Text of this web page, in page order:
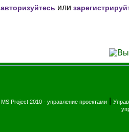
авторизуйтесь или
MS Project 2010 - управление проектами